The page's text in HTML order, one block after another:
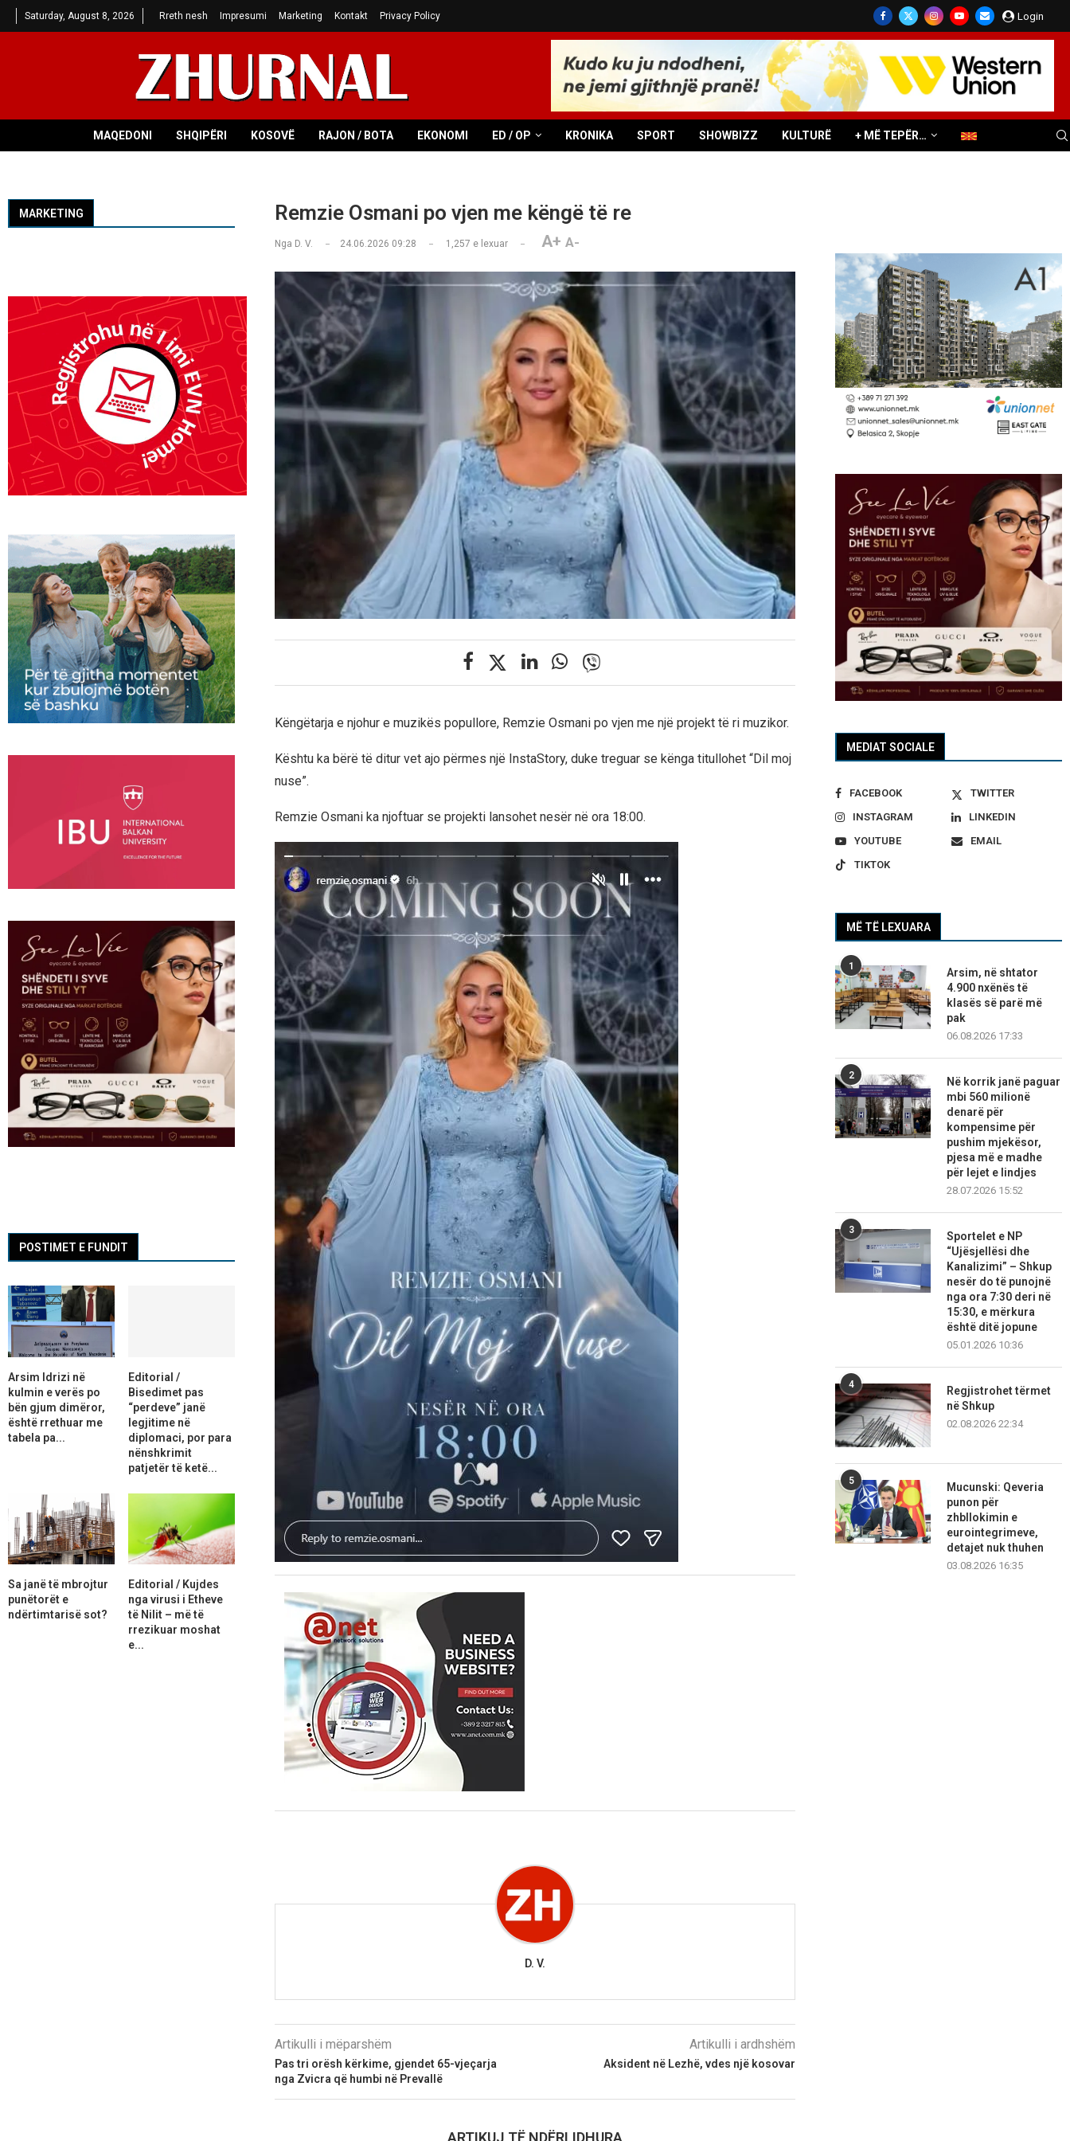
Saturday, August 8, 2026 Rreth nesh Impresumi Marketing Kontakt Privacy Policy Login
MAQEDONI SHQIPËRI KOSOVË RAJON / BOTA EKONOMI ED / OP KRONIKA SPORT SHOWBIZZ KULTURË + MË TEPËR…
Remzie Osmani po vjen me këngë të re
Nga D. V. 24.06.2026 09:28 1,257 e lexuar A+ A-
Këngëtarja e njohur e muzikës popullore, Remzie Osmani po vjen me një projekt të ri muzikor.
Kështu ka bërë të ditur vet ajo përmes një InstaStory, duke treguar se kënga titullohet “Dil moj
nuse”.
Remzie Osmani ka njoftuar se projekti lansohet nesër në ora 18:00.
D. V.
Artikulli i mëparshëm
Pas tri orësh kërkime, gjendet 65-vjeçarja
nga Zvicra që humbi në Prevallë
Artikulli i ardhshëm
Aksident në Lezhë, vdes një kosovar
MEDIAT SOCIALE
FACEBOOK
TWITTER
INSTAGRAM
LINKEDIN
YOUTUBE
EMAIL
TIKTOK
MË TË LEXUARA
1
Arsim, në shtator
4.900 nxënës të
klasës së parë më
pak
06.08.2026 17:33
2
Në korrik janë paguar
mbi 560 milionë
denarë për
kompensime për
pushim mjekësor,
pjesa më e madhe
për lejet e lindjes
28.07.2026 15:52
3
Sportelet e NP
“Ujësjellësi dhe
Kanalizimi” – Shkup
nesër do të punojnë
nga ora 7:30 deri në
15:30, e mërkura
është ditë jopune
05.01.2026 10:36
4
Regjistrohet tërmet
në Shkup
02.08.2026 22:34
5
Mucunski: Qeveria
punon për
zhbllokimin e
eurointegrimeve,
detajet nuk thuhen
03.08.2026 16:35
MARKETING
POSTIMET E FUNDIT
Arsim Idrizi në
kulmin e verës po
bën gjum dimëror,
është rrethuar me
tabela pa...
Editorial /
Bisedimet pas
“perdeve” janë
legjitime në
diplomaci, por para
nënshkrimit
patjetër të ketë...
Sa janë të mbrojtur
punëtorët e
ndërtimtarisë sot?
Editorial / Kujdes
nga virusi i Etheve
të Nilit – më të
rrezikuar moshat
e...